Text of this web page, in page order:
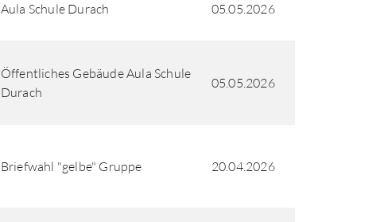
Aula Schule Durach 05.05.2026
Öffentliches Gebäude Aula Schule
Durach
05.05.2026
Briefwahl "gelbe" Gruppe 20.04.2026